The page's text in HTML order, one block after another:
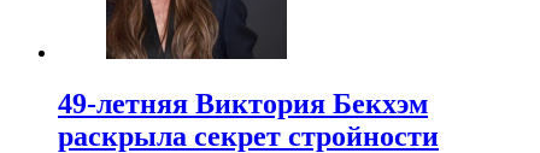
49-летняя Виктория Бекхэм
раскрыла секрет стройности